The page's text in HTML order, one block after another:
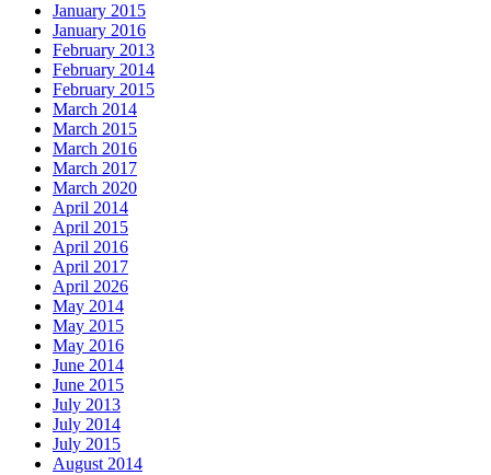
January 2015
January 2016
February 2013
February 2014
February 2015
March 2014
March 2015
March 2016
March 2017
March 2020
April 2014
April 2015
April 2016
April 2017
April 2026
May 2014
May 2015
May 2016
June 2014
June 2015
July 2013
July 2014
July 2015
August 2014